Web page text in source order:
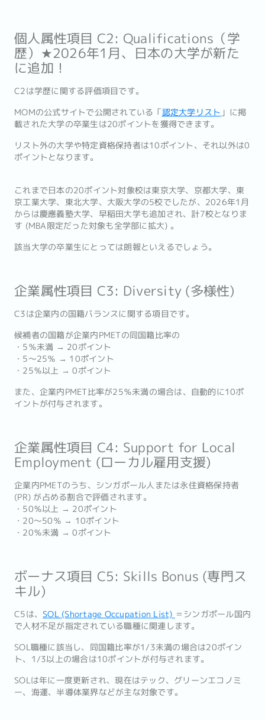
個人属性項目 C2: Qualifications（学
歴）★2026年1月、日本の大学が新た
に追加！
C2は学歴に関する評価項目です。
MOMの公式サイトで公開されている「認定大学リスト 」に掲
載された大学の卒業生は20ポイントを獲得できます。
リスト外の大学や特定資格保持者は10ポイント、それ以外は0
ポイントとなります。
これまで日本の20ポイント対象校は東京大学、京都大学、東
京工業大学、東北大学、大阪大学の5校でしたが、2026年1月
からは慶應義塾大学、早稲田大学も追加され、計7校となりま
す (MBA限定だった対象も全学部に拡大) 。
該当大学の卒業生にとっては朗報といえるでしょう。
企業属性項目 C3: Diversity (多様性)
C3は企業内の国籍バランスに関する項目です。
候補者の国籍が企業内PMETの同国籍比率の
・5％未満 → 20ポイント
・5〜25％ → 10ポイント
・25％以上 → 0ポイント
また、企業内PMET比率が25％未満の場合は、自動的に10ポ
イントが付与されます。
企業属性項目 C4: Support for Local
Employment (ローカル雇用支援)
企業内PMETのうち、シンガポール人または永住資格保持者
(PR) が占める割合で評価されます。
・50％以上 → 20ポイント
・20〜50％ → 10ポイント
・20％未満 → 0ポイント
ボーナス項目 C5: Skills Bonus (専門ス
キル)
C5は、 SOL (Shortage Occupation List) ＝シンガポール国内
で人材不足が指定されている職種に関連します。
SOL職種に該当し、同国籍比率が1/3未満の場合は20ポイン
ト、1/3以上の場合は10ポイントが付与されます。
SOLは年に一度更新され、現在はテック、グリーンエコノミ
ー、海運、半導体業界などが主な対象です。